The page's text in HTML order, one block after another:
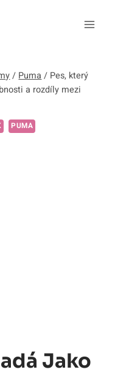
/ Puma / Pes, který
a rozdíly mezi
PUMA
Jako